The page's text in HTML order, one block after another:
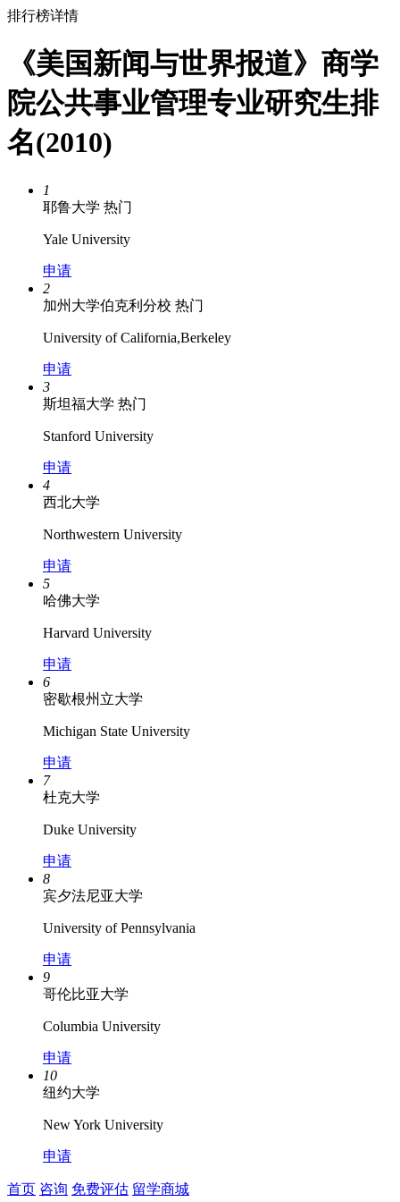
排行榜详情
《美国新闻与世界报道》商学
院公共事业管理专业研究生排
名(2010)
1
耶鲁大学 热门
Yale University
申请
2
加州大学伯克利分校 热门
University of California,Berkeley
申请
3
斯坦福大学 热门
Stanford University
申请
4
西北大学
Northwestern University
申请
5
哈佛大学
Harvard University
申请
6
密歇根州立大学
Michigan State University
申请
7
杜克大学
Duke University
申请
8
宾夕法尼亚大学
University of Pennsylvania
申请
9
哥伦比亚大学
Columbia University
申请
10
纽约大学
New York University
申请
首页 咨询 免费评估 留学商城